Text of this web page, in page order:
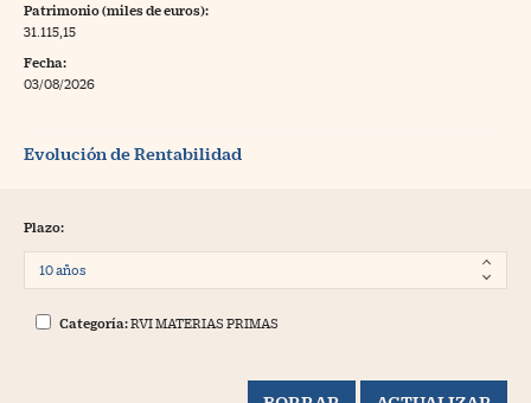
Patrimonio (miles de euros):
31.115,15
Fecha:
03/08/2026
Evolución de Rentabilidad
Plazo:
Categoría:RVI MATERIAS PRIMAS